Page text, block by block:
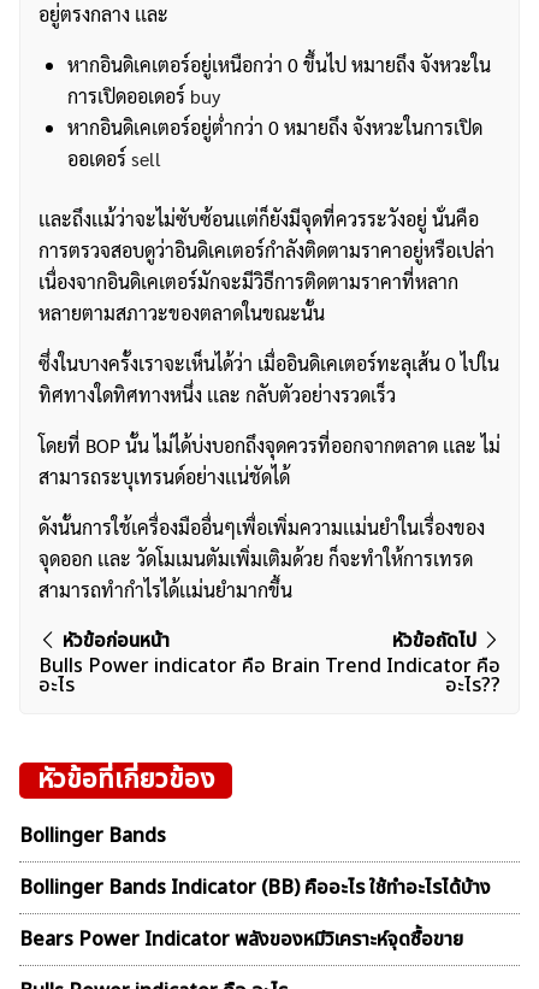
อยู่ตรงกลาง เเละ
หากอินดิเคเตอร์อยู่เหนือกว่า 0 ขึ้นไป หมายถึง จังหวะใน
การเปิดออเดอร์ buy
หากอินดิเคเตอร์อยู่ต่ำกว่า 0 หมายถึง จังหวะในการเปิด
ออเดอร์ sell
เเละถึงเเม้ว่าจะไม่ซับซ้อนเเต่ก็ยังมีจุดที่ควรระวังอยู่ นั่นคือ
การตรวจสอบดูว่าอินดิเคเตอร์กำลังติดตามราคาอยู่หรือเปล่า
เนื่องจากอินดิเคเตอร์มักจะมีวิธีการติดตามราคาที่หลาก
หลายตามสภาวะของตลาดในขณะนั้น
ซึ่งในบางครั้งเราจะเห็นได้ว่า เมื่ออินดิเคเตอร์ทะลุเส้น 0 ไปใน
ทิศทางใดทิศทางหนึ่ง เเละ กลับตัวอย่างรวดเร็ว
โดยที่ BOP นั้น ไม่ได้บ่งบอกถึงจุดควรที่ออกจากตลาด เเละ ไม่
สามารถระบุเทรนด์อย่างเเน่ชัดได้
ดังนั้นการใช้เครื่องมืออื่นๆเพื่อเพิ่มความเเม่นยำในเรื่องของ
จุดออก เเละ วัดโมเมนตัมเพิ่มเติมด้วย ก็จะทำให้การเทรด
สามารถทำกำไรได้เเม่นยำมากขึ้น
แนะแนว
เรื่อง
หัวข้อก่อนหน้า
Bulls Power indicator คือ
อะไร
หัวข้อถัดไป
Brain Trend Indicator คือ
อะไร??
หัวข้อที่เกี่ยวข้อง
Bollinger Bands
Bollinger Bands Indicator (BB) คืออะไร ใช้ทำอะไรได้บ้าง
Bears Power Indicator พลังของหมีวิเคราะห์จุดซื้อขาย